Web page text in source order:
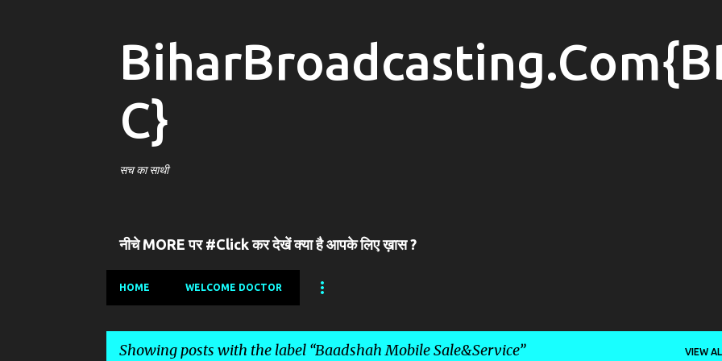
C}
सच का साथी
नीचे MORE पर #Click कर देखें क्या है आपके लिए ख़ास ?
HOME WELCOME DOCTOR
Showing posts with the label Baadshah Mobile Sale&Service VIEW